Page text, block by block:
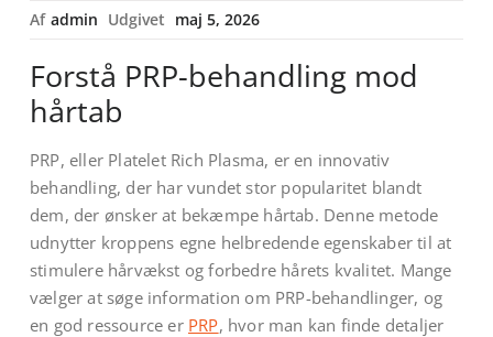
Af admin Udgivet maj 5, 2026
Forstå PRP-behandling mod
hårtab
PRP, eller Platelet Rich Plasma, er en innovativ
behandling, der har vundet stor popularitet blandt
dem, der ønsker at bekæmpe hårtab. Denne metode
udnytter kroppens egne helbredende egenskaber til at
stimulere hårvækst og forbedre hårets kvalitet. Mange
vælger at søge information om PRP-behandlinger, og
en god ressource er PRP, hvor man kan finde detaljer